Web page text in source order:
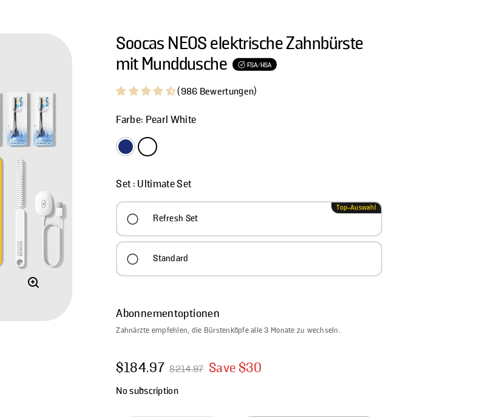
Soocas NEOS elektrische Zahnbürste
mit Munddusche
FSA/HSA
(986 Bewertungen)
Farbe: Pearl White
Set : Ultimate Set
Top-Auswahl
Refresh Set
Standard
Abonnementoptionen
Zahnärzte empfehlen, die Bürstenköpfe alle 3 Monate zu wechseln.
$184.97 $214.97 Save $30
No subscription